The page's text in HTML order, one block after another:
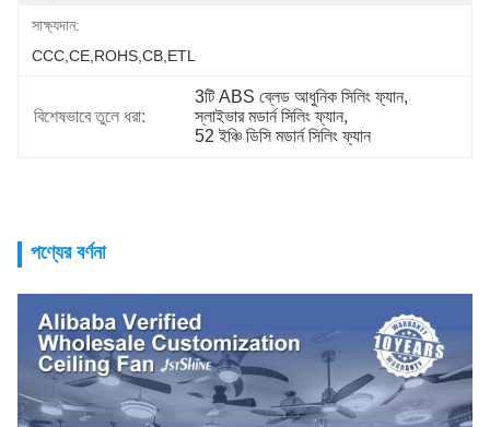
সাক্ষ্যদান:
CCC,CE,ROHS,CB,ETL
বিশেষভাবে তুলে ধরা:
3টি ABS ব্লেড আধুনিক সিলিং ফ্যান,
স্লাইভার মডার্ন সিলিং ফ্যান,
52 ইঞ্চি ডিসি মডার্ন সিলিং ফ্যান
পণ্যের বর্ণনা